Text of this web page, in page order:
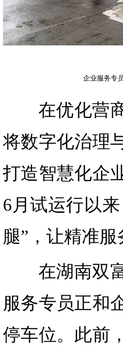
企业服务专
在优化营
将数字化治理
打造智慧化企
6 月试运行以
腿”，让精准服
在湖南双
服务专员正和
停车位。此前